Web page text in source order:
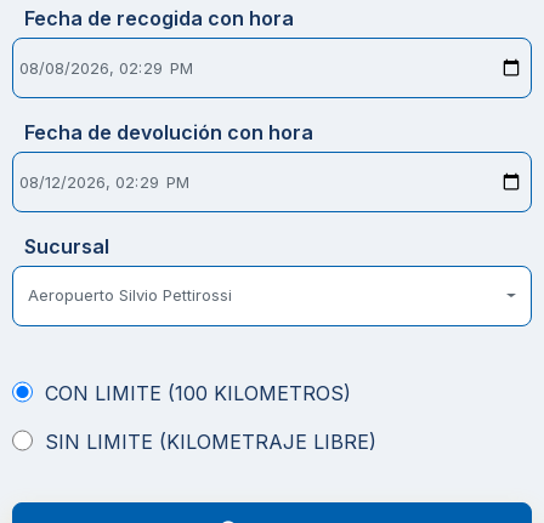
Fecha de recogida con hora
Fecha de devolución con hora
Sucursal
Aeropuerto Silvio Pettirossi
CON LIMITE (100 KILOMETROS)
SIN LIMITE (KILOMETRAJE LIBRE)